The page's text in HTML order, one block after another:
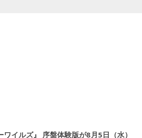
ワイルズ』 序盤体験版が8月5日（水）